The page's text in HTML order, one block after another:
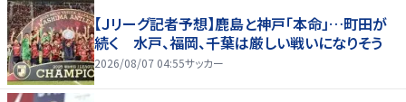
【Ｊリーグ記者予想】鹿島と神戸「本命」…町田が
続く 水戸、福岡、千葉は厳しい戦いになりそう
2026/08/07 04:55サッカー